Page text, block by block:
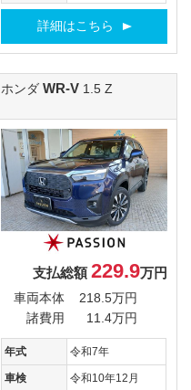
詳細はこちら
ホンダ WR-V 1.5 Z
支払総額229.9万円
車両本体
218.5万円
諸費用
11.4万円
年式 令和7年
車検 令和10年12月